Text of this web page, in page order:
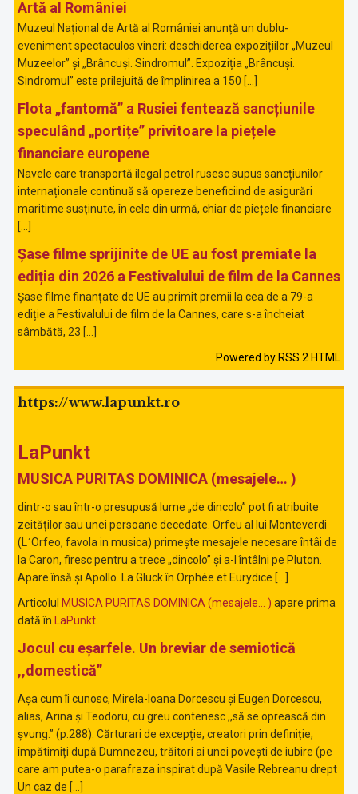
Artă al României
Muzeul Național de Artă al României anunță un dublu-
eveniment spectaculos vineri: deschiderea expozițiilor „Muzeul
Muzeelor” și „Brâncuși. Sindromul”. Expoziția „Brâncuși.
Sindromul” este prilejuită de împlinirea a 150 […]
Flota „fantomă” a Rusiei fentează sancțiunile
speculând „portițe” privitoare la piețele
financiare europene
Navele care transportă ilegal petrol rusesc supus sancțiunilor
internaționale continuă să opereze beneficiind de asigurări
maritime susținute, în cele din urmă, chiar de piețele financiare
[…]
Șase filme sprijinite de UE au fost premiate la
ediția din 2026 a Festivalului de film de la Cannes
Șase filme finanțate de UE au primit premii la cea de a 79-a
ediție a Festivalului de film de la Cannes, care s-a încheiat
sâmbătă, 23 […]
Powered by RSS 2 HTML
https://www.lapunkt.ro
LaPunkt
MUSICA PURITAS DOMINICA (mesajele… )
dintr-o sau într-o presupusă lume „de dincolo” pot fi atribuite
zeităților sau unei persoane decedate. Orfeu al lui Monteverdi
(LʹOrfeo, favola in musica) primește mesajele necesare întâi de
la Caron, firesc pentru a trece „dincolo” și a-l întâlni pe Pluton.
Apare însă și Apollo. La Gluck în Orphée et Eurydice […]
Articolul MUSICA PURITAS DOMINICA (mesajele… ) apare prima
dată în LaPunkt.
Jocul cu eșarfele. Un breviar de semiotică
,,domestică”
Așa cum îi cunosc, Mirela-Ioana Dorcescu și Eugen Dorcescu,
alias, Arina și Teodoru, cu greu contenesc ,,să se oprească din
șvung.” (p.288). Cărturari de excepție, creatori prin definiție,
împătimiți după Dumnezeu, trăitori ai unei povești de iubire (pe
care am putea-o parafraza inspirat după Vasile Rebreanu drept
Un caz de […]